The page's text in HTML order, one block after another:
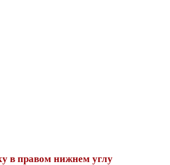
в правом нижнем углу